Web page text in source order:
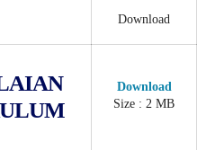
Download
Download
Size : 2 MB